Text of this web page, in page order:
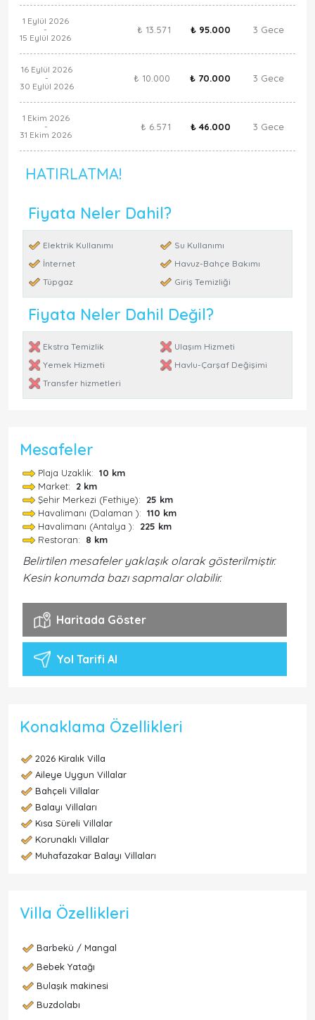
1 Eylül 2026
-
15 Eylül 2026
₺ 13.571 ₺ 95.000 3 Gece
16 Eylül 2026
-
30 Eylül 2026
₺ 10.000 ₺ 70.000 3 Gece
1 Ekim 2026
-
31 Ekim 2026
₺ 6.571 ₺ 46.000 3 Gece
HATIRLATMA!
Fiyata Neler Dahil?
Elektrik Kullanımı
Su Kullanımı
İnternet
Havuz-Bahçe Bakımı
Tüpgaz
Giriş Temizliği
Fiyata Neler Dahil Değil?
Ekstra Temizlik
Ulaşım Hizmeti
Yemek Hizmeti
Havlu-Çarşaf Değişimi
Transfer hizmetleri
Mesafeler
Plaja Uzaklık: 10 km
Market: 2 km
Şehir Merkezi (Fethiye): 25 km
Havalimanı (Dalaman ): 110 km
Havalimanı (Antalya ): 225 km
Restoran: 8 km
Belirtilen mesafeler yaklaşık olarak gösterilmiştir.
Kesin konumda bazı sapmalar olabilir.
Haritada Göster
Yol Tarifi Al
Konaklama Özellikleri
2026 Kiralık Villa
Aileye Uygun Villalar
Bahçeli Villalar
Balayı Villaları
Kısa Süreli Villalar
Korunaklı Villalar
Muhafazakar Balayı Villaları
Villa Özellikleri
Barbekü / Mangal
Bebek Yatağı
Bulaşık makinesi
Buzdolabı